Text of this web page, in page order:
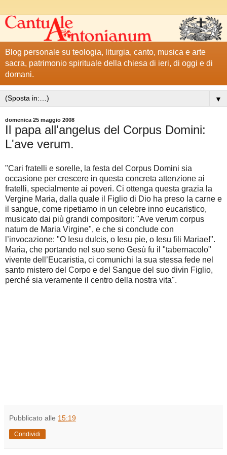
Blog personale su teologia, liturgia, canto, musica e arte
sacra, patrimonio spirituale della chiesa di ieri, di oggi e di
domani.
▼
domenica 25 maggio 2008
Il papa all'angelus del Corpus Domini:
L'ave verum.
"Cari fratelli e sorelle, la festa del Corpus Domini sia
occasione per crescere in questa concreta attenzione ai
fratelli, specialmente ai poveri. Ci ottenga questa grazia la
Vergine Maria, dalla quale il Figlio di Dio ha preso la carne e
il sangue, come ripetiamo in un celebre inno eucaristico,
musicato dai più grandi compositori: "Ave verum corpus
natum de Maria Virgine", e che si conclude con
l’invocazione: "O Iesu dulcis, o Iesu pie, o Iesu fili Mariae!".
Maria, che portando nel suo seno Gesù fu il "tabernacolo"
vivente dell’Eucaristia, ci comunichi la sua stessa fede nel
santo mistero del Corpo e del Sangue del suo divin Figlio,
perché sia veramente il centro della nostra vita".
Pubblicato alle 15:19
Condividi